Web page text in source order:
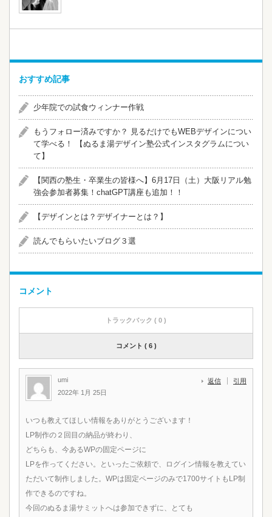
おすすめ記事
少年院での試食ウィンナー作戦
​​もうフォロー済みですか？ 見るだけでもWEBデザインについ
て学べる！ 【ぬるま湯デザイン塾公式インスタグラムについ
て】
【関西の塾生・卒業生の皆様へ】6月17日（土）大阪リアル勉
強会参加者募集！chatGPT講座も追加！！
【デザインとは？デザイナーとは？】
読んでもらいたいブログ３選
コメント
トラックバック ( 0 )
コメント ( 6 )
umi
2022年 1月 25日
返信 引用
いつも教えてほしい情報をありがとうございます！
LP制作の２回目の納品が終わり、
どちらも、今あるWPの固定ページに
LPを作ってください。といったご依頼で、ログイン情報を教えてい
ただいて制作しました。WPは固定ページのみで1700サイトもLP制
作できるのですね。
今回のぬるま湯サミットへは参加できずに、とても